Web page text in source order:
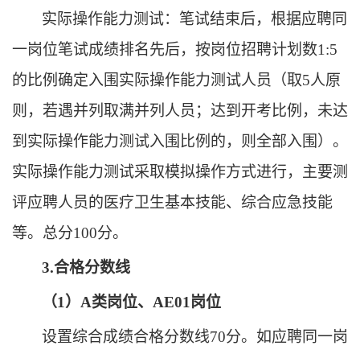
实际操作能力测试： 笔试结束后， 根据应聘同
一岗位笔试成绩排名先后， 按岗位招聘计划数1 :5
的比例确定入围 实际操作能力测试人员（取5人原
则，若遇并列取满并列人员；达到开考比例，未达
到 实际操作能力测试入围比例的，则全部入围） 。
实际操作能力测试采取模拟操作方式进行，主要测
评应聘人员的 医疗卫生基本技能、综合应急技能
等。 总分100分。
3.合格分数线
（1）A类岗位、AE01岗位
设置综合成绩合格分数线70分。如应聘同一岗